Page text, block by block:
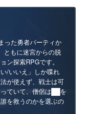
った勇者パーティか
ともに迷宮からの脱
ン探索RPGです。
/いいえ」しか喋れ
が使えず、戦士は可
ていて、僧侶は██を
を救うのかを選ぶの